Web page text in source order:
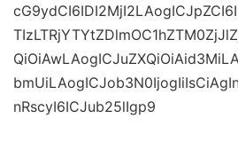
nRscyI6ICJub25lIgp9